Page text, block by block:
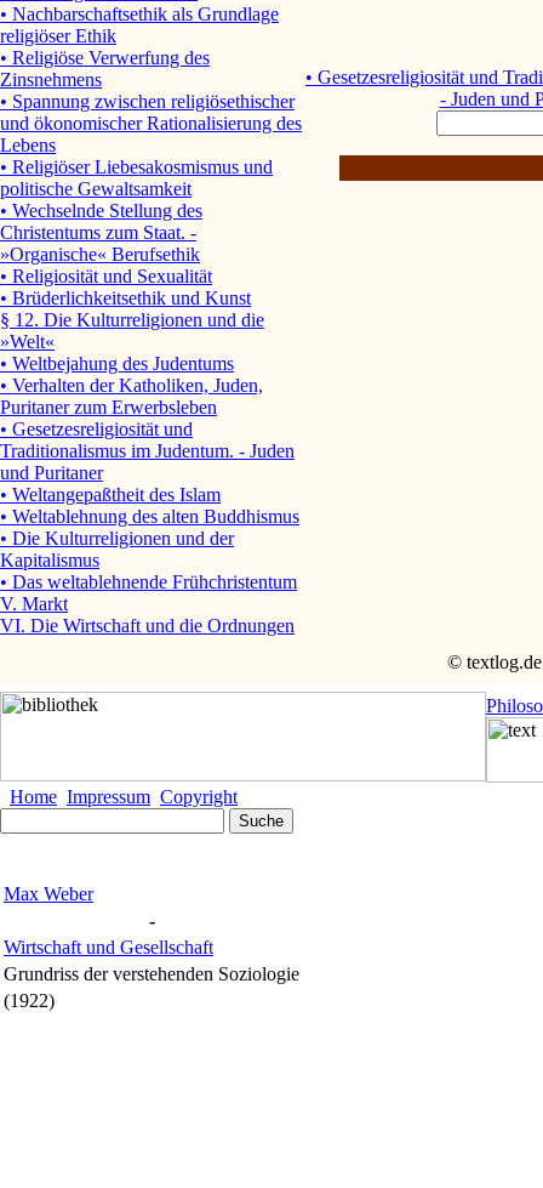
• Gesetzesreligiosität und
- Juden und
• Nachbarschaftsethik als Grundlage
religiöser Ethik
• Religiöse Verwerfung des
Zinsnehmens
• Spannung zwischen religiösethischer
und ökonomischer Rationalisierung des
Lebens
• Religiöser Liebesakosmismus und
politische Gewaltsamkeit
• Wechselnde Stellung des
Christentums zum Staat. -
»Organische« Berufsethik
• Religiosität und Sexualität
• Brüderlichkeitsethik und Kunst
§ 12. Die Kulturreligionen und die
»Welt«
• Weltbejahung des Judentums
• Verhalten der Katholiken, Juden,
Puritaner zum Erwerbsleben
• Gesetzesreligiosität und
Traditionalismus im Judentum. - Juden
und Puritaner
• Weltangepaßtheit des Islam
• Weltablehnung des alten Buddhismus
• Die Kulturreligionen und der
Kapitalismus
• Das weltablehnende Frühchristentum
V. Markt
VI. Die Wirtschaft und die Ordnungen
© textlog.de
Home Impressum Copyright
Max Weber
-
Wirtschaft und Gesellschaft
Grundriss der verstehenden Soziologie
(1922)